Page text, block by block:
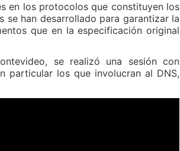
en los protocolos que constituyen los
se han desarrollado para garantizar la
que en la especificación original
se realizó una sesión con
particular los que involucran al DNS,